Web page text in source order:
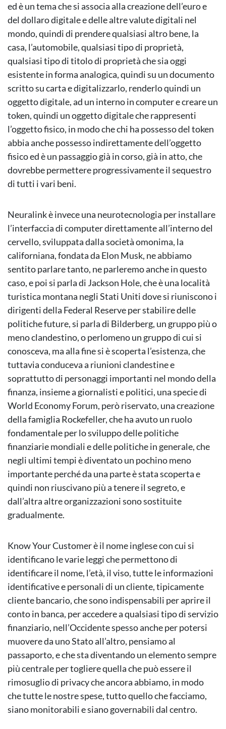
ed è un tema che si associa alla creazione dell’euro e
del dollaro digitale e delle altre valute digitali nel
mondo, quindi di prendere qualsiasi altro bene, la
casa, l’automobile, qualsiasi tipo di proprietà,
qualsiasi tipo di titolo di proprietà che sia oggi
esistente in forma analogica, quindi su un documento
scritto su carta e digitalizzarlo, renderlo quindi un
oggetto digitale, ad un interno in computer e creare un
token, quindi un oggetto digitale che rappresenti
l’oggetto fisico, in modo che chi ha possesso del token
abbia anche possesso indirettamente dell’oggetto
fisico ed è un passaggio già in corso, già in atto, che
dovrebbe permettere progressivamente il sequestro
di tutti i vari beni.
Neuralink è invece una neurotecnologia per installare
l’interfaccia di computer direttamente all’interno del
cervello, sviluppata dalla società omonima, la
californiana, fondata da Elon Musk, ne abbiamo
sentito parlare tanto, ne parleremo anche in questo
caso, e poi si parla di Jackson Hole, che è una località
turistica montana negli Stati Uniti dove si riuniscono i
dirigenti della Federal Reserve per stabilire delle
politiche future, si parla di Bilderberg, un gruppo più o
meno clandestino, o perlomeno un gruppo di cui si
conosceva, ma alla fine si è scoperta l’esistenza, che
tuttavia conduceva a riunioni clandestine e
soprattutto di personaggi importanti nel mondo della
finanza, insieme a giornalisti e politici, una specie di
World Economy Forum, però riservato, una creazione
della famiglia Rockefeller, che ha avuto un ruolo
fondamentale per lo sviluppo delle politiche
finanziarie mondiali e delle politiche in generale, che
negli ultimi tempi è diventato un pochino meno
importante perché da una parte è stata scoperta e
quindi non riuscivano più a tenere il segreto, e
dall’altra altre organizzazioni sono sostituite
gradualmente.
Know Your Customer è il nome inglese con cui si
identificano le varie leggi che permettono di
identificare il nome, l’età, il viso, tutte le informazioni
identificative e personali di un cliente, tipicamente
cliente bancario, che sono indispensabili per aprire il
conto in banca, per accedere a qualsiasi tipo di servizio
finanziario, nell’Occidente spesso anche per potersi
muovere da uno Stato all’altro, pensiamo al
passaporto, e che sta diventando un elemento sempre
più centrale per togliere quella che può essere il
rimosuglio di privacy che ancora abbiamo, in modo
che tutte le nostre spese, tutto quello che facciamo,
siano monitorabili e siano governabili dal centro.